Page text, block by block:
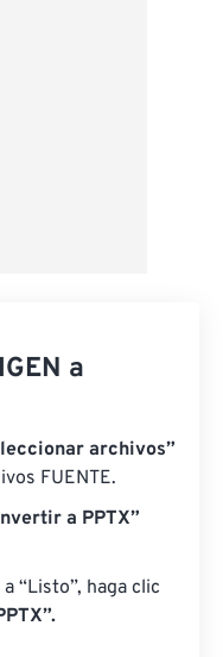
a
archivos”
FUENTE.
a PPTX”
“Listo”, haga clic